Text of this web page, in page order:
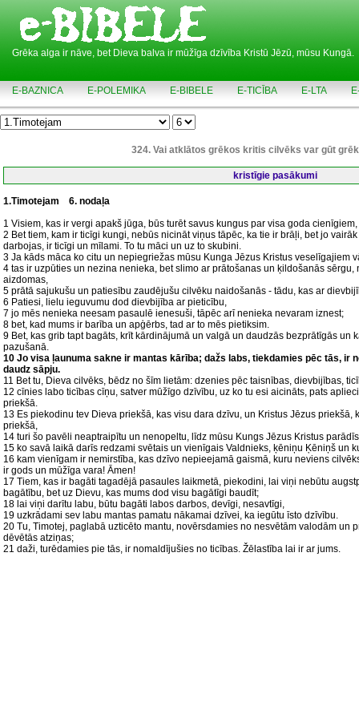
Grēka alga ir nāve, bet Dieva balva ir mūžīga dzīvība Kristū Jēzū, mūsu Kungā.
E-BAZNICA E-POLEMIKA E-BIBELE E-TICĪBA E-LTA
324. Vai atklātos grēkos kritis cilvēks var gūt
kristīgie pasākumi
1.Timotejam
6. nodaļa
1 Visiem, kas ir vergi apakš jūga, būs turēt savus kungus par visa goda
2 Bet tiem, kam ir ticīgi kungi, nebūs nicināt viņus tāpēc, ka tie ir brāļi, bet jo
darbojas, ir ticīgi un mīlami. To tu māci un uz to skubini.
3 Ja kāds māca ko citu un nepiegriežas mūsu Kunga Jēzus Kristus veselīgajiem
4 tas ir uzpūties un nezina nenieka, bet slimo ar prātošanas un ķildošanās
aizdomas,
5 prātā sajukušu un patiesību zaudējušu cilvēku naidošanās - tādu, kas ar
6 Patiesi, lielu ieguvumu dod dievbijība ar pieticību,
7 jo mēs nenieka neesam pasaulē ienesuši, tāpēc arī nenieka nevaram iznest;
8 bet, kad mums ir barība un apģērbs, tad ar to mēs pietiksim.
9 Bet, kas grib tapt bagāts, krīt kārdinājumā un valgā un daudzās bezprātīgās un
pazušanā.
10 Jo visa ļaunuma sakne ir mantas kārība; dažs labs, tiekdamies pēc tās, ir
daudz sāpju.
11 Bet tu, Dieva cilvēks, bēdz no šīm lietām: dzenies pēc taisnības, dievbijības,
12 cīnies labo ticības cīņu, satver mūžīgo dzīvību, uz ko tu esi aicināts, pats
priekšā.
13 Es piekodinu tev Dieva priekšā, kas visu dara dzīvu, un Kristus Jēzus
priekšā,
14 turi šo pavēli neaptraipītu un nenopeltu, līdz mūsu Kungs Jēzus Kristus
15 ko savā laikā darīs redzami svētais un vienīgais Valdnieks, ķēniņu Ķēniņš un
16 kam vienīgam ir nemirstība, kas dzīvo nepieejamā gaismā, kuru neviens
ir gods un mūžīga vara! Āmen!
17 Tiem, kas ir bagāti tagadējā pasaules laikmetā, piekodini, lai viņi nebūtu
bagātību, bet uz Dievu, kas mums dod visu bagātīgi baudīt;
18 lai viņi darītu labu, būtu bagāti labos darbos, devīgi, nesavtīgi,
19 uzkrādami sev labu mantas pamatu nākamai dzīvei, ka iegūtu īsto dzīvību.
20 Tu, Timotej, paglabā uzticēto mantu, novērsdamies no nesvētām valodām un
dēvētās atziņas;
21 daži, turēdamies pie tās, ir nomaldījušies no ticības. Žēlastība lai ir ar jums.